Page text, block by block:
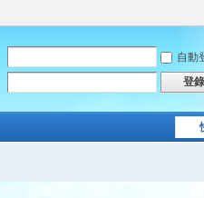
自動
登錄